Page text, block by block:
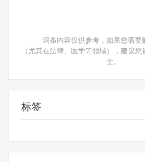
词条内容仅供参考，如果您需要
（尤其在法律、医学等领域），建议
士。
标签